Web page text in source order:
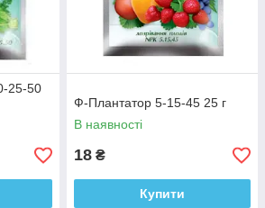
25-50
Ф-Плантатор 5-15-45 25 г
В наявності
18 ₴
Купити